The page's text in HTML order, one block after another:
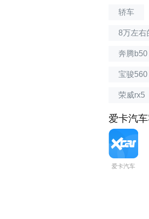
轿车
8万左右
奔腾b50
宝骏560
荣威rx5
爱卡汽
爱卡汽车